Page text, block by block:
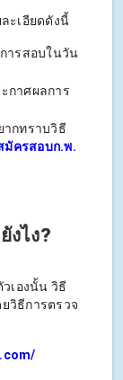
ะเอียดดังนี้
ารสอบในวัน
กาศผลการ
ากทราบวิธี
มัครสอบก.พ.
งไง?
เองนั้น วิธี
วิธีการตรวจ